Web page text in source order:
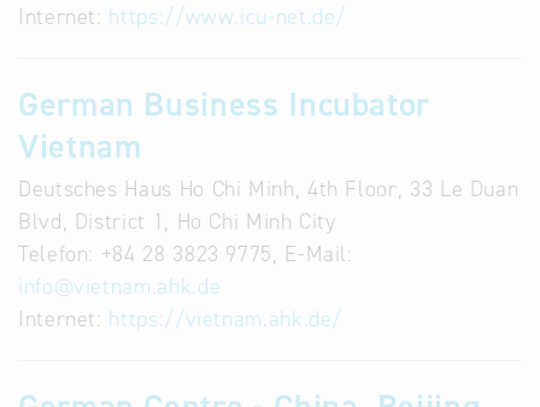
Internet: https://www.icu-net.de/
German Business Incubator
Vietnam
Deutsches Haus Ho Chi Minh, 4th Floor, 33 Le Duan
Blvd, District 1, Ho Chi Minh City
Telefon: +84 28 3823 9775, E-Mail:
info@vietnam.ahk.de
Internet: https://vietnam.ahk.de/